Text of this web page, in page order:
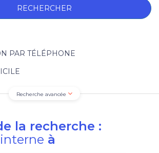
RECHERCHER
PAR TÉLÉPHONE
Recherche avancée
la recherche :
à